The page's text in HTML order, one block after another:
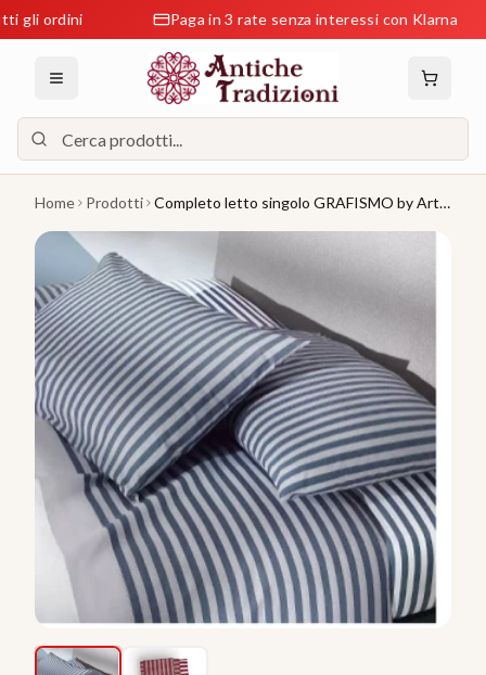
ordini Paga in 3 rate senza interessi con Klarna
Home Prodotti
Completo letto singolo GRAFISMO by Art